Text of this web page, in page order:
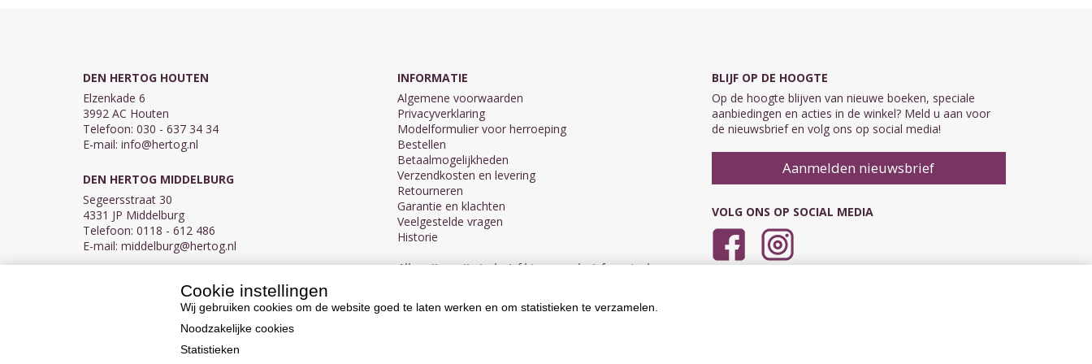
DEN HERTOG HOUTEN
Elzenkade 6
3992 AC Houten
Telefoon: 030 - 637 34 34
E-mail: info@hertog.nl
DEN HERTOG MIDDELBURG
Segeersstraat 30
4331 JP Middelburg
Telefoon: 0118 - 612 486
E-mail: middelburg@hertog.nl
BTW NL007450242B03
INFORMATIE
Algemene voorwaarden
Privacyverklaring
Modelformulier voor herroeping
Bestellen
Betaalmogelijkheden
Verzendkosten en levering
Retourneren
Garantie en klachten
Veelgestelde vragen
Historie
Alle prijzen zijn inclusief btw en exclusief eventuele
BLIJF OP DE HOOGTE
Op de hoogte blijven van nieuwe boeken, speciale
aanbiedingen en acties in de winkel? Meld u aan voor
de nieuwsbrief en volg ons op social media!
Aanmelden nieuwsbrief
VOLG ONS OP SOCIAL MEDIA
Cookie instellingen
Wij gebruiken cookies om de website goed te laten werken en om statistieken te verzamelen.
Noodzakelijke cookies
Statistieken